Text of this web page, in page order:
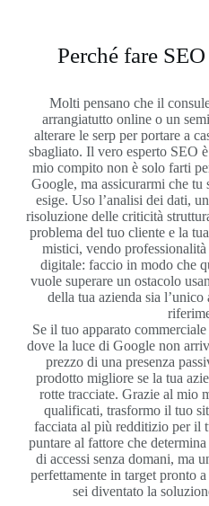
Perché fare
Molti pensano che il
arrangiatutto online o un
alterare le serp per portare a
sbagliato. Il vero esperto SEO
mio compito non è solo farti
Google, ma assicurarmi che
esige. Uso l’analisi dei dati,
risoluzione delle criticità
problema del tuo cliente e la
mistici, vendo
digitale: faccio in modo che
vuole superare un ostacolo
della tua azienda sia
Se il tuo apparato
dove la luce di Google non
prezzo di una presenza
prodotto migliore se la tua
rotte tracciate. Grazie al mio
qualificati, trasformo il tuo
facciata al più redditizio per il
puntare al fattore che
di accessi senza domani, ma
perfettamente in target pronto
sei diventato la